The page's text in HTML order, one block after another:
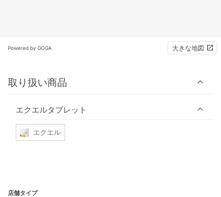
Powered by GOGA 大きな地図
取り扱い商品
エクエルタブレット
エクエル
店舗タイプ